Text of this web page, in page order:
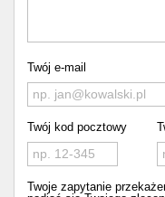
Twój e-mail
Twój kod pocztowy
Twoje zapytanie